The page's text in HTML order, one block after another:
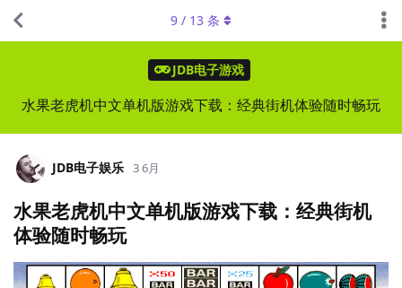
JDB电子游戏
水果老虎机中文单机版游戏下载：经典街机体验随时畅玩
9 / 13 条
JDB电子娱乐 3 6月
水果老虎机中文单机版游戏下载：经典街机
体验随时畅玩